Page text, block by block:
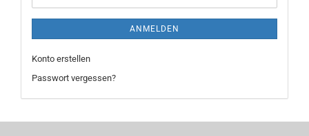
ANMELDEN
Konto erstellen
Passwort vergessen?